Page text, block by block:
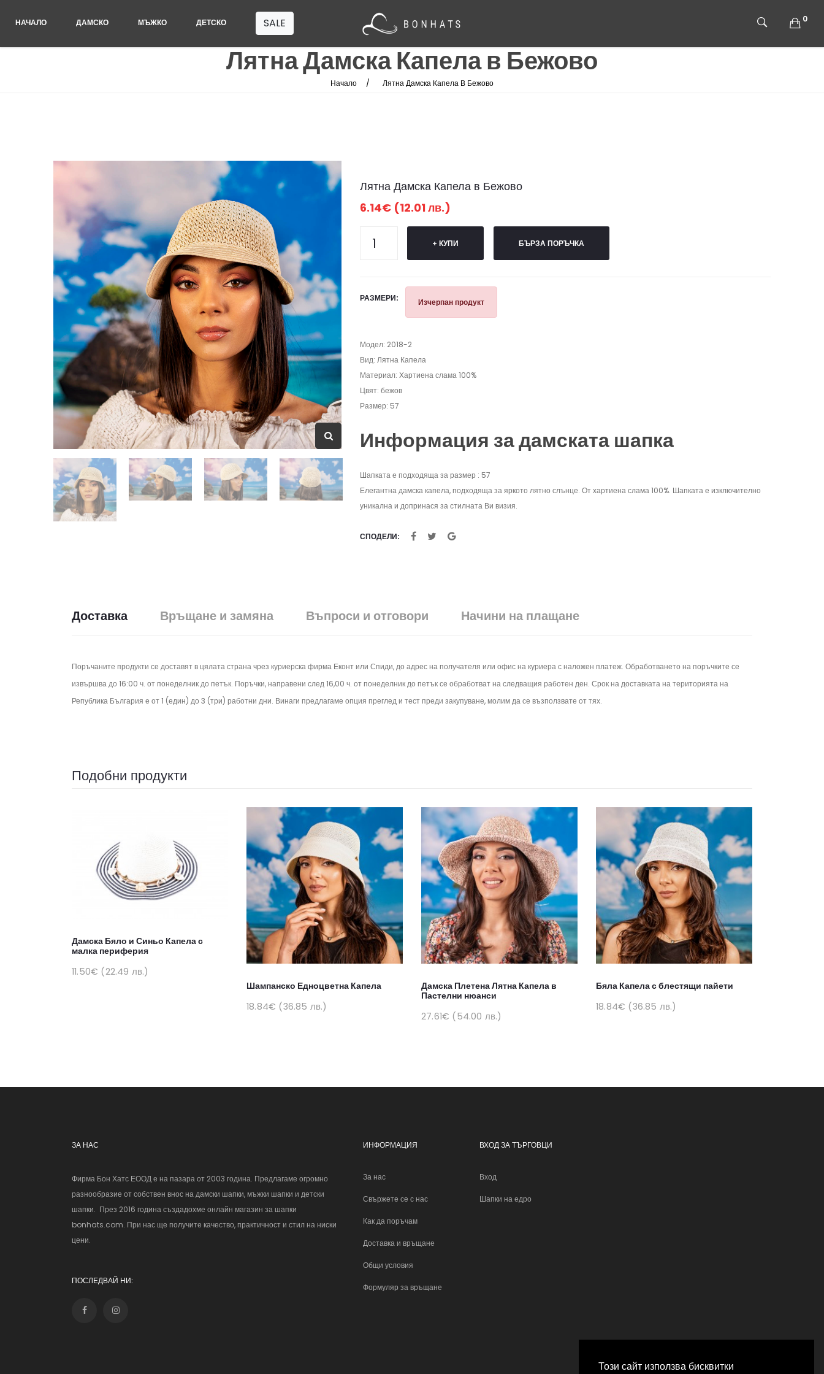
Този сайт използва бисквитки
НАЧАЛО ДАМСКО МЪЖКО ДЕТСКО SALE 0
Лятна Дамска Капела в Бежово
Начало Лятна Дамска Капела В Бежово
Лятна Дамска Капела в Бежово
6.14€ (12.01 лв.)
+ КУПИ БЪРЗА ПОРЪЧКА
РАЗМЕРИ: Изчерпан продукт
Модел: 2018-2
Вид: Лятна Капела
Материал: Хартиена слама 100%
Цвят: бежов
Размер: 57
Информация за дамската шапка
Шапката е подходяща за размер : 57
Елегантна дамска капела, подходяща за яркото лятно слънце. От хартиена слама 100%. Шапката е изключително
уникална и допринася за стилната Ви визия.
СПОДЕЛИ:
Доставка Връщане и замяна Въпроси и отговори Начини на плащане
Поръчаните продукти се доставят в цялата страна чрез куриерска фирма Еконт или Спиди, до адрес на получателя или офис на куриера с наложен платеж. Обработването на поръчките се
извършва до 16:00 ч. от понеделник до петък. Поръчки, направени след 16,00 ч. от понеделник до петък се обработват на следващия работен ден. Срок на доставката на територията на
Република България е от 1 (един) до 3 (три) работни дни. Винаги предлагаме опция преглед и тест преди закупуване, молим да се възползвате от тях.
Подобни продукти
Дамска Бяло и Синьо Капела с
малка периферия
11.50€ (22.49 лв.)
Шампанско Едноцветна Капела
18.84€ (36.85 лв.)
Дамска Плетена Лятна Капела в
Пастелни нюанси
27.61€ (54.00 лв.)
Бяла Капела с блестящи пайети
18.84€ (36.85 лв.)
ЗА НАС
Фирма Бон Хатс ЕООД е на пазара от 2003 година. Предлагаме огромно
разнообразие от собствен внос на дамски шапки, мъжки шапки и детски
шапки. През 2016 година създадохме онлайн магазин за шапки
bonhats.com. При нас ще получите качество, практичност и стил на ниски
цени.
ПОСЛЕДВАЙ НИ:
ИНФОРМАЦИЯ
За нас
Свържете се с нас
Как да поръчам
Доставка и връщане
Общи условия
Формуляр за връщане
ВХОД ЗА ТЪРГОВЦИ
Вход
Шапки на едро